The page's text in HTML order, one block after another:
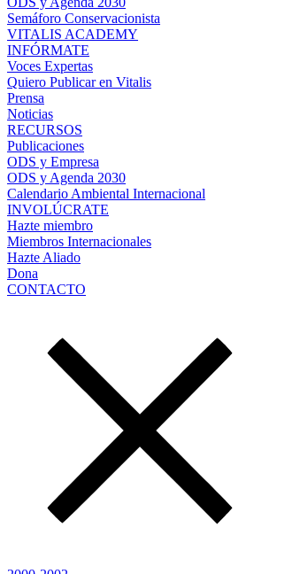
Semáforo Conservacionista
VITALIS ACADEMY
INFÓRMATE
Voces Expertas
Quiero Publicar en Vitalis
Prensa
Noticias
RECURSOS
Publicaciones
ODS y Empresa
ODS y Agenda 2030
Calendario Ambiental Internacional
INVOLÚCRATE
Hazte miembro
Miembros Internacionales
Hazte Aliado
Dona
CONTACTO